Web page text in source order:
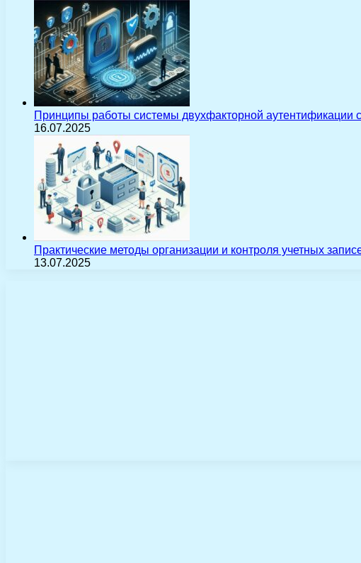
Принципы работы системы двухфакторной
16.07.2025
Практические методы организации и контроля учетных
13.07.2025